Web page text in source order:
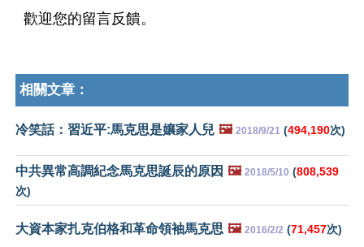
歡迎您的留言反饋。
相關文章：
冷笑話：習近平:馬克思是孃家人兒 🖼️ 2018/9/21 (494,190次)
中共異常高調紀念馬克思誕辰的原因 🖼️ 2018/5/10 (808,539
次)
大資本家扎克伯格和革命領袖馬克思 🖼️ 2016/2/2 (71,457次)